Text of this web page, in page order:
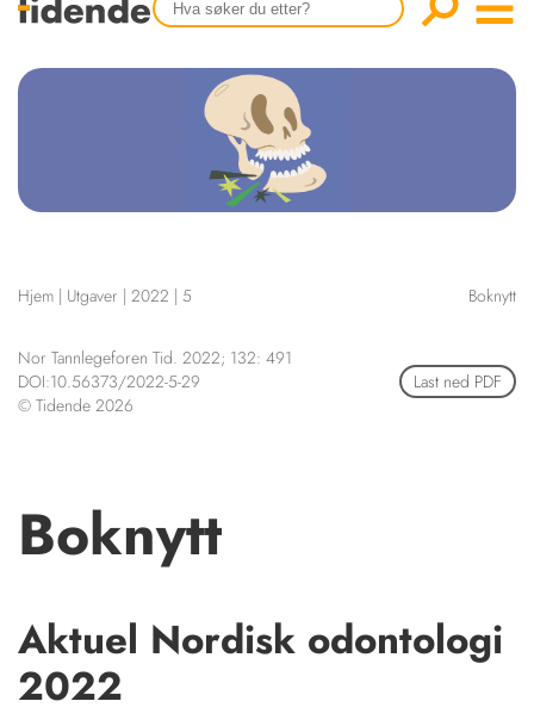
NETTBUTIKK
KURSKALENDER
KJØP & SALG
ANNONSERING
KONTAKT
OM OSS
plan
The editorial board
Hjem | Utgaver | 2022 | 5 Boknytt
Nor Tannlegeforen Tid. 2022; 132: 491
DOI:10.56373/2022-5-29
© Tidende 2026
Last ned PDF
Boknytt
Aktuel Nordisk odontologi
2022